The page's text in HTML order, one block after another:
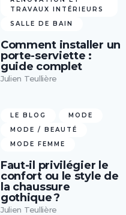
TRAVAUX INTÉRIEURS
SALLE DE BAIN
Comment installer un
porte-serviette :
guide complet
Julien Teullière
LE BLOG
MODE
MODE / BEAUTÉ
MODE FEMME
Faut-il privilégier le
confort ou le style de
la chaussure
gothique ?
Julien Teullière